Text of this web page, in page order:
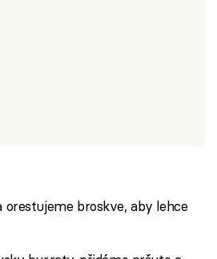
orestujeme broskve, aby lehce